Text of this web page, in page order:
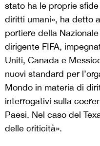
stato ha le proprie
diritti umani», ha detto
portiere della
dirigente FIFA,
Uniti, Canada e
nuovi standard per
Mondo in materia di
interrogativi sulla
Paesi. Nel caso del
delle criticità».